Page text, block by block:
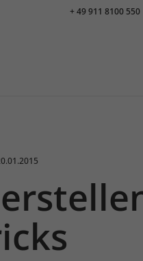
+ 49 911 8100 550
am: